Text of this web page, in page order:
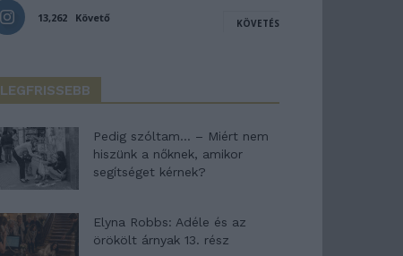
13,262 Követő KÖVETÉS
LEGFRISSEBB
Pedig szóltam… – Miért nem
hiszünk a nőknek, amikor
segítséget kérnek?
Elyna Robbs: Adéle és az
örökölt árnyak 13. rész